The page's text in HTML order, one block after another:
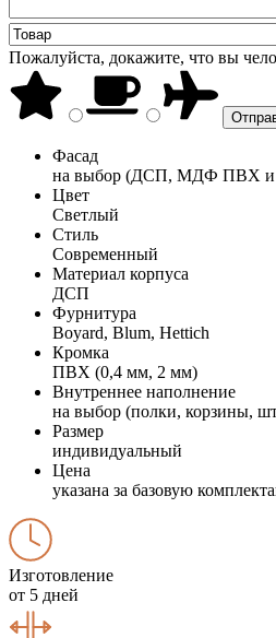
Пожалуйста, докажите, что вы
Фасад
на выбор (ДСП, МДФ ПВХ и
Цвет
Светлый
Стиль
Современный
Материал корпуса
ДСП
Фурнитура
Boyard, Blum, Hettich
Кромка
ПВХ (0,4 мм, 2 мм)
Внутреннее наполнение
на выбор (полки, корзины,
Размер
индивидуальный
Цена
указана за базовую
Изготовление
от 5 дней